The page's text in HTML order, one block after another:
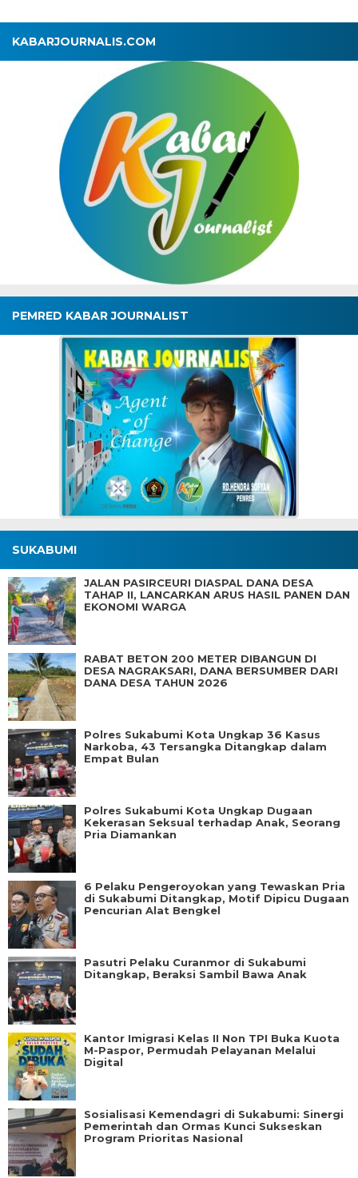
KABARJOURNALIS.COM
PEMRED KABAR JOURNALIST
SUKABUMI
JALAN PASIRCEURI DIASPAL DANA DESA
TAHAP II, LANCARKAN ARUS HASIL PANEN DAN
EKONOMI WARGA
RABAT BETON 200 METER DIBANGUN DI
DESA NAGRAKSARI, DANA BERSUMBER DARI
DANA DESA TAHUN 2026
Polres Sukabumi Kota Ungkap 36 Kasus
Narkoba, 43 Tersangka Ditangkap dalam
Empat Bulan
Polres Sukabumi Kota Ungkap Dugaan
Kekerasan Seksual terhadap Anak, Seorang
Pria Diamankan
6 Pelaku Pengeroyokan yang Tewaskan Pria
di Sukabumi Ditangkap, Motif Dipicu Dugaan
Pencurian Alat Bengkel
Pasutri Pelaku Curanmor di Sukabumi
Ditangkap, Beraksi Sambil Bawa Anak
Kantor Imigrasi Kelas II Non TPI Buka Kuota
M-Paspor, Permudah Pelayanan Melalui
Digital
Sosialisasi Kemendagri di Sukabumi: Sinergi
Pemerintah dan Ormas Kunci Sukseskan
Program Prioritas Nasional